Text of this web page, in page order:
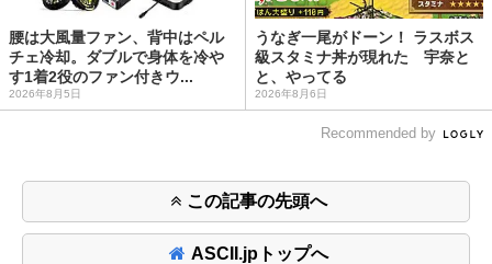
腰は大風量ファン、背中はペル
チェ冷却。ダブルで身体を冷や
す1着2役のファン付きウ...
2026年8月5日
うなぎ一尾がドーン！ ラスボス
級スタミナ丼が現れた 宇奈と
と、やってる
2026年8月6日
Recommended by
この記事の先頭へ
ASCII.jpトップへ